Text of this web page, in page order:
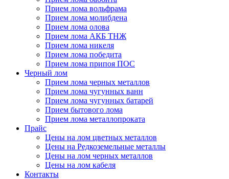
Прием лома вольфрама
Прием лома молибдена
Прием лома олова
Прием лома АКБ ТНЖ
Прием лома никеля
Прием лома победита
Прием лома припоя ПОС
Черный лом
Прием лома черных металлов
Прием лома чугунных ванн
Прием лома чугунных батарей
Прием бытового лома
Прием лома металлопроката
Прайс
Цены на лом цветных металлов
Цены на Редкоземельные металлы
Цены на лом черных металлов
Цены на лом кабеля
Контакты